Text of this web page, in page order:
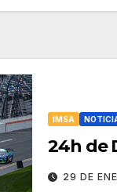
IMSA
24h de
29 DE